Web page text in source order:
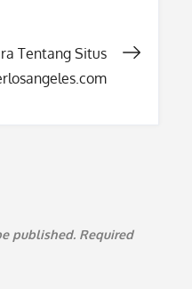
Tentang Situs
published. Required